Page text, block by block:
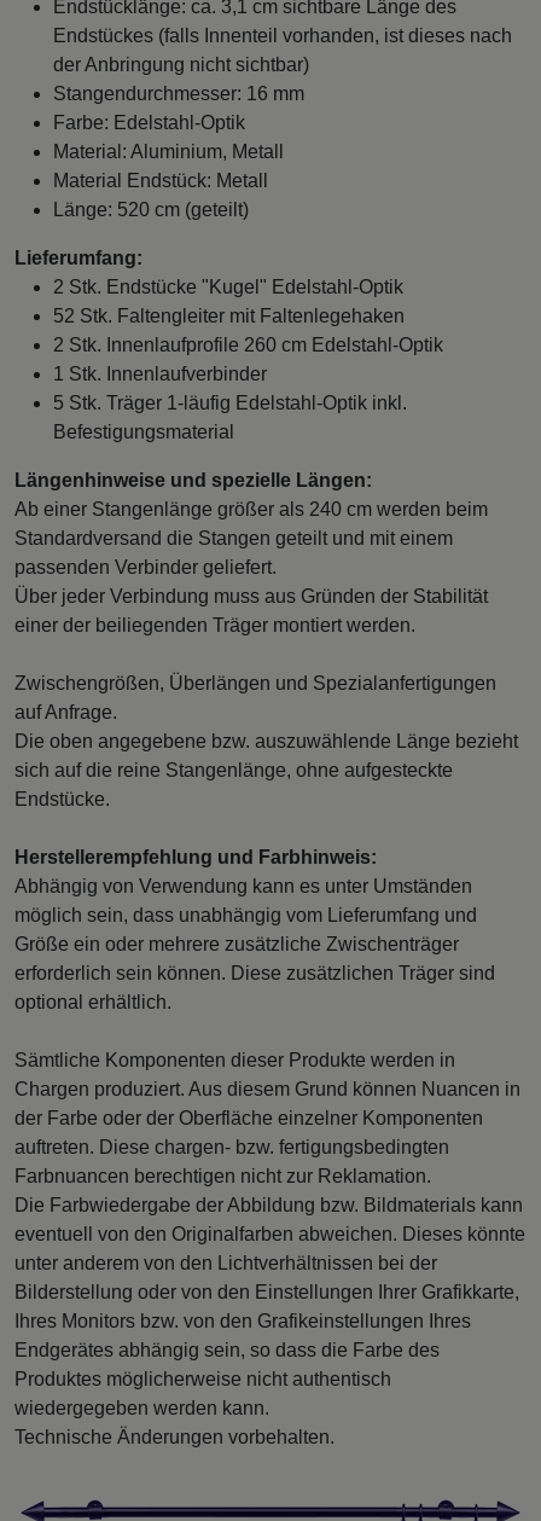
Endstücklänge: ca. 3,1 cm sichtbare Länge des
Endstückes (falls Innenteil vorhanden, ist dieses nach
der Anbringung nicht sichtbar)
Stangendurchmesser: 16 mm
Farbe: Edelstahl-Optik
Material: Aluminium, Metall
Material Endstück: Metall
Länge: 520 cm (geteilt)
Lieferumfang:
2 Stk. Endstücke "Kugel" Edelstahl-Optik
52 Stk. Faltengleiter mit Faltenlegehaken
2 Stk. Innenlaufprofile 260 cm Edelstahl-Optik
1 Stk. Innenlaufverbinder
5 Stk. Träger 1-läufig Edelstahl-Optik inkl.
Befestigungsmaterial
Längenhinweise und spezielle Längen:
Ab einer Stangenlänge größer als 240 cm werden beim
Standardversand die Stangen geteilt und mit einem
passenden Verbinder geliefert.
Über jeder Verbindung muss aus Gründen der Stabilität
einer der beiliegenden Träger montiert werden.
Zwischengrößen, Überlängen und Spezialanfertigungen
auf Anfrage.
Die oben angegebene bzw. auszuwählende Länge bezieht
sich auf die reine Stangenlänge, ohne aufgesteckte
Endstücke.
Herstellerempfehlung und Farbhinweis:
Abhängig von Verwendung kann es unter Umständen
möglich sein, dass unabhängig vom Lieferumfang und
Größe ein oder mehrere zusätzliche Zwischenträger
erforderlich sein können. Diese zusätzlichen Träger sind
optional erhältlich.
Sämtliche Komponenten dieser Produkte werden in
Chargen produziert. Aus diesem Grund können Nuancen in
der Farbe oder der Oberfläche einzelner Komponenten
auftreten. Diese chargen- bzw. fertigungsbedingten
Farbnuancen berechtigen nicht zur Reklamation.
Die Farbwiedergabe der Abbildung bzw. Bildmaterials kann
eventuell von den Originalfarben abweichen. Dieses könnte
unter anderem von den Lichtverhältnissen bei der
Bilderstellung oder von den Einstellungen Ihrer Grafikkarte,
Ihres Monitors bzw. von den Grafikeinstellungen Ihres
Endgerätes abhängig sein, so dass die Farbe des
Produktes möglicherweise nicht authentisch
wiedergegeben werden kann.
Technische Änderungen vorbehalten.